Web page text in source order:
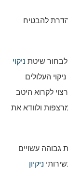
להבטיח
לבחור שיטת ניקוי
העלולים
לקרוא היטב
ולוודא את
גבוהה עשויים
ניקיון